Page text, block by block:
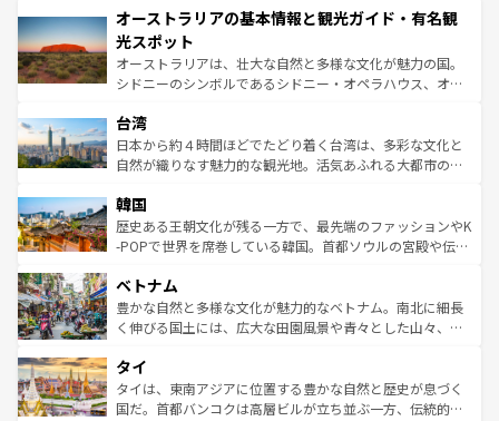
部のニューオーリンズでは、音楽と美食が融合した独特の
文化が魅力。旅行者はアメリカの各地域で異なる魅力を楽
しみながら、その多様性と豊かな歴史を感じることができ
るだろう。車でのロードトリップや列車の旅も、アメリカ
情報は
ワイ島は見逃せない。また、定番の観光地といえばオアフ
島だが、静かな自然を求めるならマウイ島やカウアイ島が
おすすめ。エメラルドグリーンに輝く海をはじめ、豊かな
文化や歴史が息づいている。「アロハスピリット」と呼ば
人々、おいしいローカルフードやハワイアンミュージッ
ク、伝統的なフラダンスなど、すべてがハワイの魅力を彩
っている。訪れるたびに新しい発見と感動が待っているハ
はコンテンツ一覧
オーストラリアの基本情報と観光ガイド・有名観
光スポット
オーストラリアは、壮大な自然と多様な文化が魅力の国。
シドニーのシンボルであるシドニー・オペラハウス、オー
リアリーフや大陸中央部にそびえるウルル（エアーズロッ
ク）、タスマニアの美しい原生林やケアンズの熱帯雨林な
ど、見どころがたくさん。また、カフェやワイン、オージ
いる。アクティビティも充実しており、サーフィンやダイ
ビング、ハイキングなど、アウトドア好きにはたまらな
い。オーストラリアの多彩な魅力を存分に味わいつくそ
参照してほしい。
台湾
日本から約４時間ほどでたどり着く台湾は、多彩な文化と
自然が織りなす魅力的な観光地。活気あふれる大都市の台
ン）、静ひつな山岳地帯である台湾東部など、都市の喧騒
と山間の静けさが共存しており、訪れる人に新しい発見と
驚きをもたらしてくれる。また、奥深い台湾の食文化も魅
容にもいいと評判のスイーツなど、バラエティ豊かな料理
が味わえる。 なお、新着の台湾情報は コンテンツ一覧を参
照してほしい。
韓国
歴史ある王朝文化が残る一方で、最先端のファッションやK
-POPで世界を席巻している韓国。首都ソウルの宮殿や伝統
き、地方に足を延ばせば四季折々の自然美を楽しむことが
できる。そして、キムチや焼肉、絶品のストリートフード
まで、さまざまな韓国料理が待っている。夜には、韓国な
リティに包まれながら、韓国の多彩な魅力を心ゆくまで味
わってみてほしい。 なお、新着の韓国情報はコンテンツ一
覧を参照してほしい。
ベトナム
豊かな自然と多様な文化が魅力的なベトナム。南北に細長
く伸びる国土には、広大な田園風景や青々とした山々、世
急速な発展と共に伝統が息づく。ハノイの古い町並みやホ
ーチミン市のフランス統治時代の建物も、独特の雰囲気を
醸し出している。また、バラエティの豊かさとおいしさで
タイ
タイは、東南アジアに位置する豊かな自然と歴史が息づく
国だ。首都バンコクは高層ビルが立ち並ぶ一方、伝統的な